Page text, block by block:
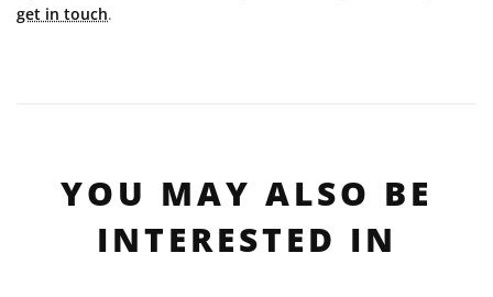
get in touch.
YOU MAY ALSO BE
INTERESTED IN